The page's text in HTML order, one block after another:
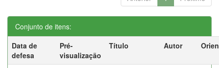
Conjunto de itens:
Data de
defesa
Pré-
visualização
Título Autor